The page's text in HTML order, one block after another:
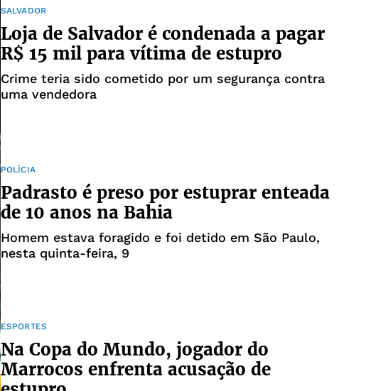
SALVADOR
Loja de Salvador é condenada a pagar
R$ 15 mil para vítima de estupro
Crime teria sido cometido por um segurança contra
uma vendedora
POLÍCIA
Padrasto é preso por estuprar enteada
de 10 anos na Bahia
Homem estava foragido e foi detido em São Paulo,
nesta quinta-feira, 9
ESPORTES
Na Copa do Mundo, jogador do
Marrocos enfrenta acusação de